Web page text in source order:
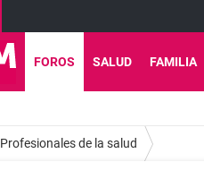
FOROS SALUD FAMILIA
Profesionales de la salud